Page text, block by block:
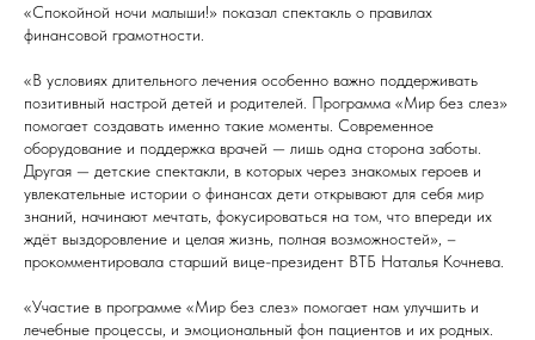
«Спокойной ночи малыши!» показал спектакль о правилах
финансовой грамотности.
«В условиях длительного лечения особенно важно поддерживать
позитивный настрой детей и родителей. Программа «Мир без слез»
помогает создавать именно такие моменты. Современное
оборудование и поддержка врачей — лишь одна сторона заботы.
Другая — детские спектакли, в которых через знакомых героев и
увлекательные истории о финансах дети открывают для себя мир
знаний, начинают мечтать, фокусироваться на том, что впереди их
ждёт выздоровление и целая жизнь, полная возможностей», –
прокомментировала старший вице-президент ВТБ Наталья Кочнева.
«Участие в программе «Мир без слез» помогает нам улучшить и
лечебные процессы, и эмоциональный фон пациентов и их родных.